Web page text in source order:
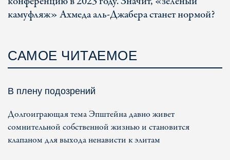
камуфляж» Ахмеда аль-Джабера станет нормой?
САМОЕ ЧИТАЕМОЕ
В плену подозрений
Долгоиграющая тема Эпштейна давно живет
сомнительной собственной жизнью и становится
клапаном для выхода ненависти к элитам